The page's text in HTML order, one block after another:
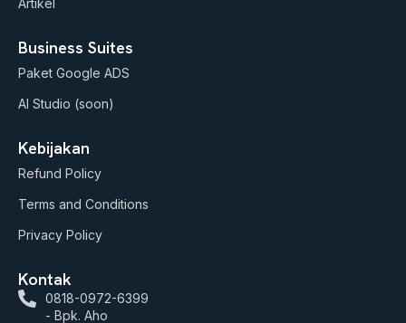
Artikel
Business Suites
Paket Google ADS
AI Studio (soon)
Kebijakan
Refund Policy
Terms and Conditions
Privacy Policy
Kontak
0818-0972-6399
- Bpk. Aho